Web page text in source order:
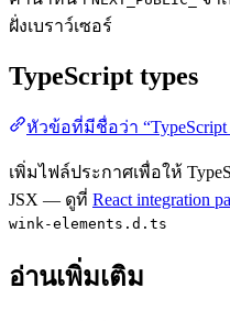
ฝั่งเบราว์เซอร์
TypeScript types
หัวข้อที่มีชื่อว่า “TypeScript
เพิ่มไฟล์ประกาศเพื่อให้
JSX — ดูที่ React integration
wink-elements.d.ts
อ่านเพิ่มเติม